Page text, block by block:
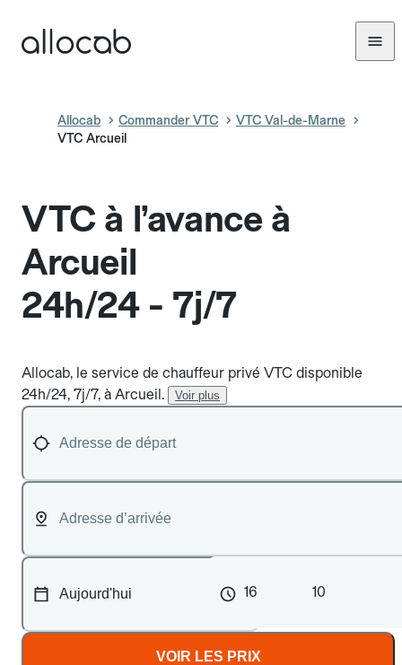
Allocab Commander VTC
VTC Val-de-Marne
VTC Arcueil
VTC à l’avance à
Arcueil
24h/24 - 7j/7
Allocab, le service de chauffeur privé VTC disponible
24h/24, 7j/7, à Arcueil.
Voir plus
16 10
VOIR LES PRIX